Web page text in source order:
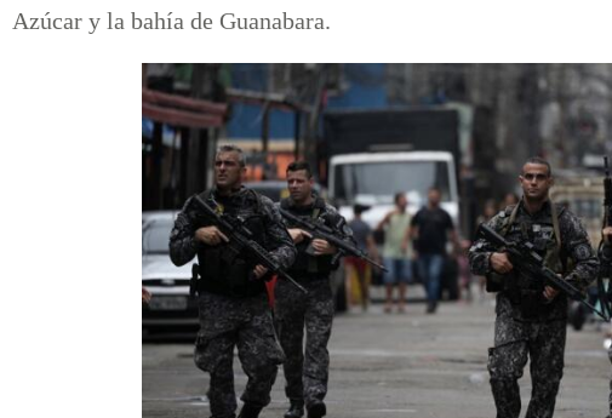
Azúcar y la bahía de Guanabara.